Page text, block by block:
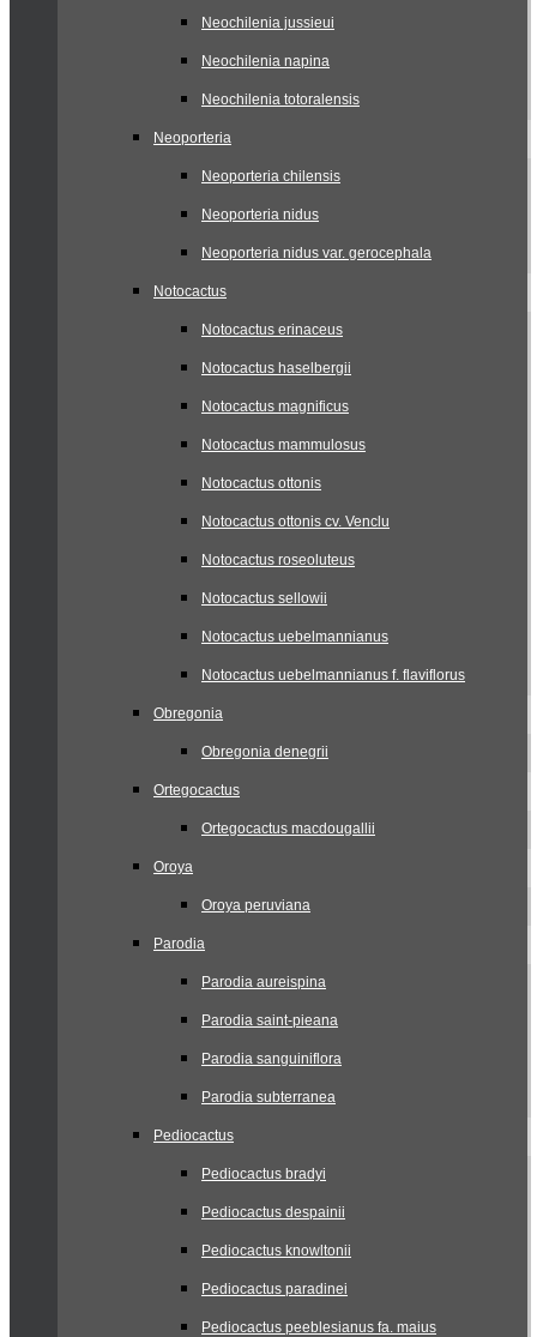
Neochilenia jussieui
Neochilenia napina
Neochilenia totoralensis
Neoporteria
Neoporteria chilensis
Neoporteria nidus
Neoporteria nidus var. gerocephala
Notocactus
Notocactus erinaceus
Notocactus haselbergii
Notocactus magnificus
Notocactus mammulosus
Notocactus ottonis
Notocactus ottonis cv. Venclu
Notocactus roseoluteus
Notocactus sellowii
Notocactus uebelmannianus
Notocactus uebelmannianus f. flaviflorus
Obregonia
Obregonia denegrii
Ortegocactus
Ortegocactus macdougallii
Oroya
Oroya peruviana
Parodia
Parodia aureispina
Parodia saint-pieana
Parodia sanguiniflora
Parodia subterranea
Pediocactus
Pediocactus bradyi
Pediocactus despainii
Pediocactus knowltonii
Pediocactus paradinei
Pediocactus peeblesianus fa. maius